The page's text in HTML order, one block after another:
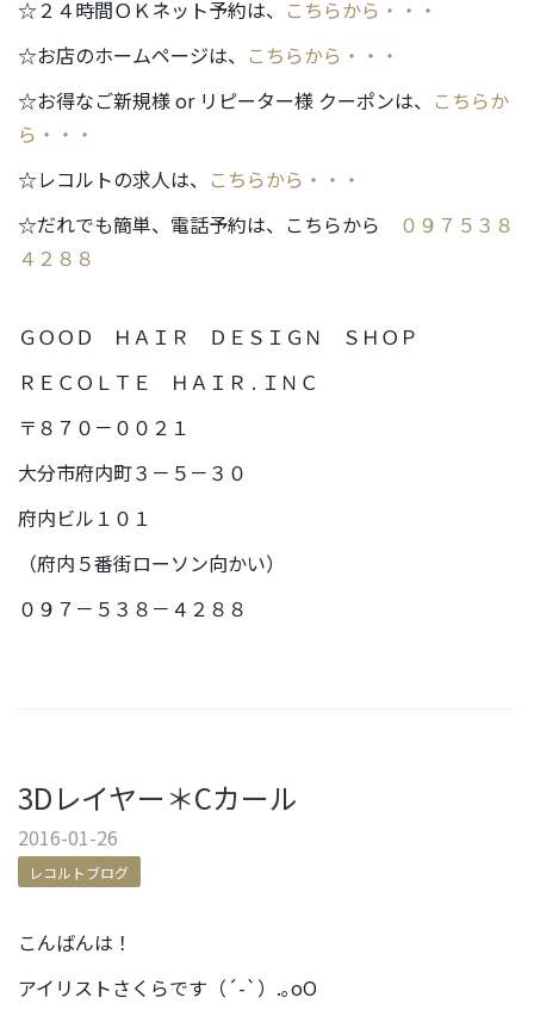
☆２４時間ＯＫネット予約は、 こちらから・・・
☆お店のホームページは、 こちらから・・・
☆お得なご新規様 or リピーター様 クーポンは、 こちらか
ら・・・
☆レコルトの求人は、 こちらから・・・
☆だれでも簡単、電話予約は、こちらから
０９７５３８
４２８８
ＧＯＯＤ ＨＡＩＲ ＤＥＳＩＧＮ ＳＨＯＰ
ＲＥＣＯＬＴＥ ＨＡＩＲ . ＩＮＣ
〒８７０－００２１
大分市府内町３－５－３０
府内ビル１０１
（府内５番街ローソン向かい）
０９７－５３８－４２８８
3Dレイヤー＊Cカール
2016-01-26
レコルトブログ
こんばんは！
アイリストさくらです（´-`）.｡oO